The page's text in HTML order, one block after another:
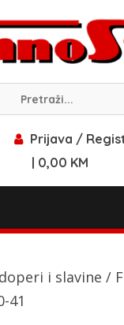
Prijava /
| 0,00 KM
i slavine /
41